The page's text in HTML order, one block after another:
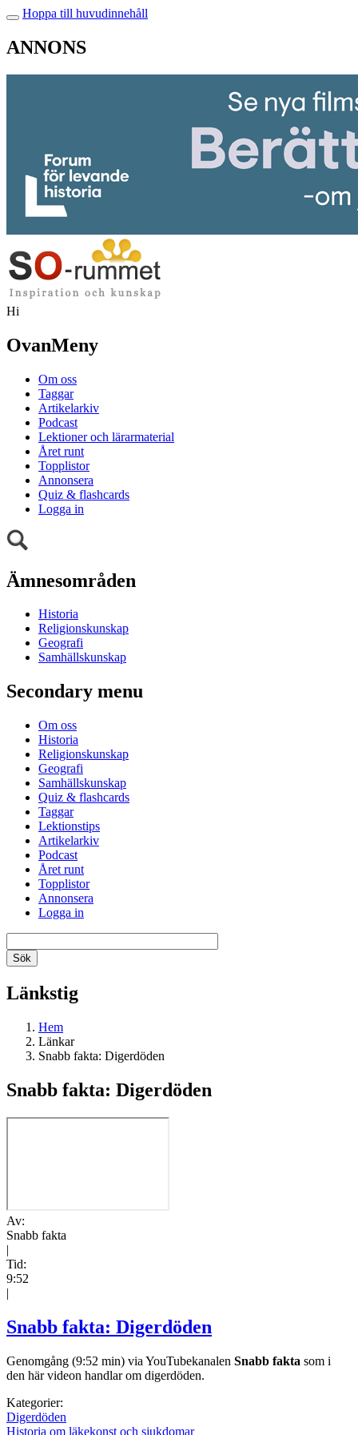
Hoppa till huvudinnehåll
ANNONS
Hi
OvanMeny
Om oss
Taggar
Artikelarkiv
Podcast
Lektioner och lärarmaterial
Året runt
Topplistor
Annonsera
Quiz & flashcards
Logga in
Ämnesområden
Historia
Religionskunskap
Geografi
Samhällskunskap
Secondary menu
Om oss
Historia
Religionskunskap
Geografi
Samhällskunskap
Quiz & flashcards
Taggar
Lektionstips
Artikelarkiv
Podcast
Året runt
Topplistor
Annonsera
Logga in
Länkstig
Hem
Länkar
Snabb fakta: Digerdöden
Snabb fakta: Digerdöden
Av:
Snabb fakta
|
Tid:
9:52
|
Snabb fakta: Digerdöden
Genomgång (9:52 min) via YouTubekanalen Snabb fakta som i
den här videon handlar om digerdöden.
Kategorier:
Digerdöden
Historia om läkekonst och sjukdomar